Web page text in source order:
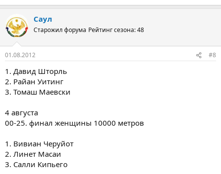
Саул
Старожил форума Рейтинг сезона: 48
01.08.2012 #8
1. Давид Шторль
2. Райан Уитинг
3. Томаш Маевски
4 августа
00-25. финал женщины 10000 метров
1. Вивиан Черуйот
2. Линет Масаи
3. Салли Кипьего